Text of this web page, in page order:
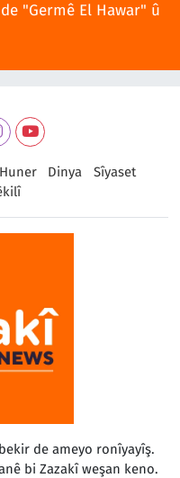
"Germê El Hawar" û
Huner Dinya
Sîyaset
de ameyo ronîyayîş.
bi Zazakî weşan keno.